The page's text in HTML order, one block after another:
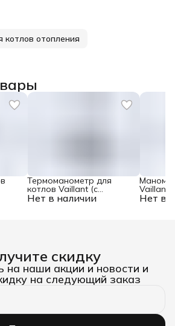
отопления
Нет в наличии
Термоманометр для
котлов Vaillant (c
зелеными ручками) Нет в
Vaillant
скидку
на наши акции и новости и
на следующий заказ